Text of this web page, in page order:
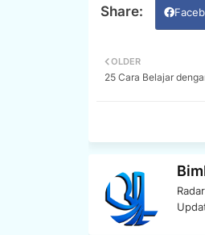
OLDER
25 Cara Belajar